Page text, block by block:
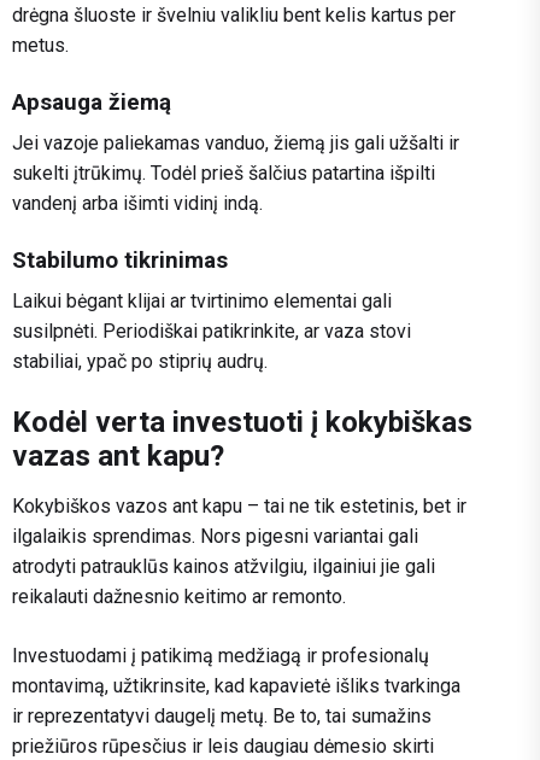
drėgna šluoste ir švelniu valikliu bent kelis kartus per
metus.
Apsauga žiemą
Jei vazoje paliekamas vanduo, žiemą jis gali užšalti ir
sukelti įtrūkimų. Todėl prieš šalčius patartina išpilti
vandenį arba išimti vidinį indą.
Stabilumo tikrinimas
Laikui bėgant klijai ar tvirtinimo elementai gali
susilpnėti. Periodiškai patikrinkite, ar vaza stovi
stabiliai, ypač po stiprių audrų.
Kodėl verta investuoti į kokybiškas
vazas ant kapu?
Kokybiškos vazos ant kapu – tai ne tik estetinis, bet ir
ilgalaikis sprendimas. Nors pigesni variantai gali
atrodyti patrauklūs kainos atžvilgiu, ilgainiui jie gali
reikalauti dažnesnio keitimo ar remonto.
Investuodami į patikimą medžiagą ir profesionalų
montavimą, užtikrinsite, kad kapavietė išliks tvarkinga
ir reprezentatyvi daugelį metų. Be to, tai sumažins
priežiūros rūpesčius ir leis daugiau dėmesio skirti